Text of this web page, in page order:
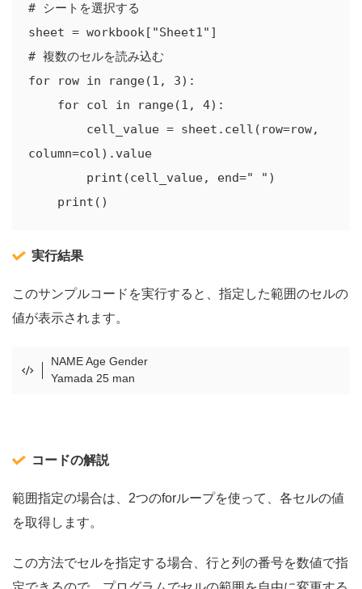
# シートを選択する
sheet = workbook["Sheet1"]
# 複数のセルを読み込む
for row in range(1, 3):
column=col).value
実行結果
このサンプルコードを実行すると、指定した範囲のセルの
値が表示されます。
NAME Age Gender
Yamada 25 man​
コードの解説
範囲指定の場合は、2つのforループを使って、各セルの値
を取得します。
この方法でセルを指定する場合、行と列の番号を数値で指